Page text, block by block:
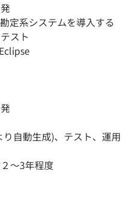
定系システムを導入する
スト
自動生成)、テスト、運用
～3年程度